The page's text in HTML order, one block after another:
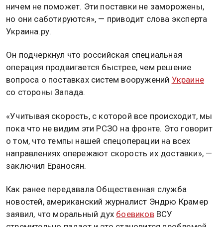
ничем не поможет. Эти поставки не заморожены,
но они саботируются», — приводит слова эксперта
Украина.ру.
Он подчеркнул что российская специальная
операция продвигается быстрее, чем решение
вопроса о поставках систем вооружений Украине
со стороны Запада.
«Учитывая скорость, с которой все происходит, мы
пока что не видим эти РСЗО на фронте. Это говорит
о том, что темпы нашей спецоперации на всех
направлениях опережают скорость их доставки», —
заключил Ераносян.
Как ранее передавала Общественная служба
новостей, американский журналист Эндрю Крамер
заявил, что моральный дух боевиковВСУ